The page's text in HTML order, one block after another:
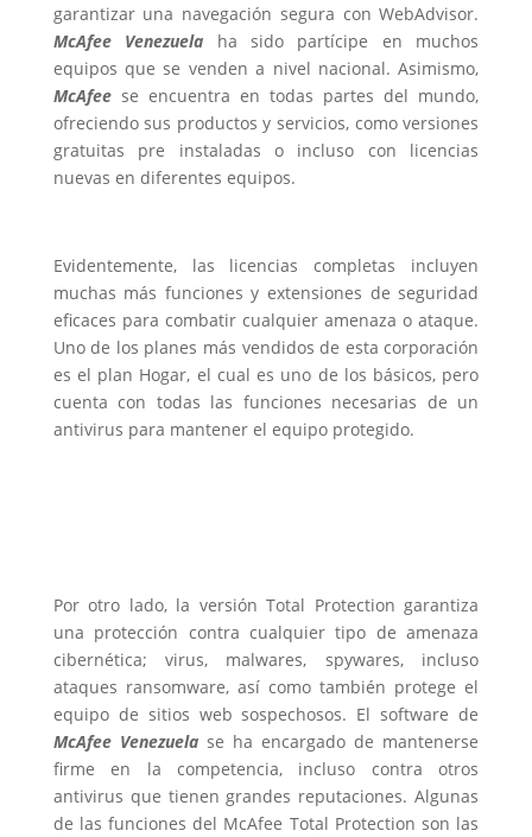
garantizar una navegación segura con WebAdvisor.
McAfee Venezuela ha sido partícipe en muchos
equipos que se venden a nivel nacional. Asimismo,
McAfeese encuentra en todas partes del mundo,
ofreciendo sus productos y servicios, como versiones
gratuitas pre instaladas o incluso con licencias
nuevas en diferentes equipos.
Evidentemente, las licencias completas incluyen
muchas más funciones y extensiones de seguridad
eficaces para combatir cualquier amenaza o ataque.
Uno de los planes más vendidos de esta corporación
es el plan Hogar, el cual es uno de los básicos, pero
cuenta con todas las funciones necesarias de un
antivirus para mantener el equipo protegido.
Por otro lado, la versión Total Protection garantiza
una protección contra cualquier tipo de amenaza
cibernética; virus, malwares, spywares, incluso
ataques ransomware, así como también protege el
equipo de sitios web sospechosos. El software de
McAfee Venezuelase ha encargado de mantenerse
firme en la competencia, incluso contra otros
antivirus que tienen grandes reputaciones. Algunas
de las funciones del McAfee Total Protection son las